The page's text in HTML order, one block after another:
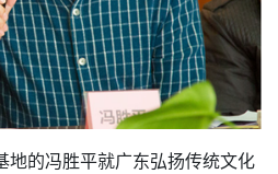
地的冯胜平就广东弘扬传统文化